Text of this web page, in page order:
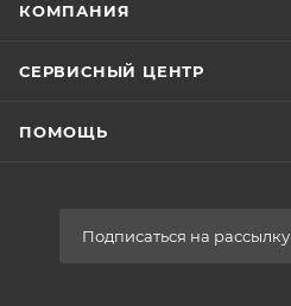
КОМПАНИЯ
СЕРВИСНЫЙ ЦЕНТР
ПОМОЩЬ
Подписаться на рассылку